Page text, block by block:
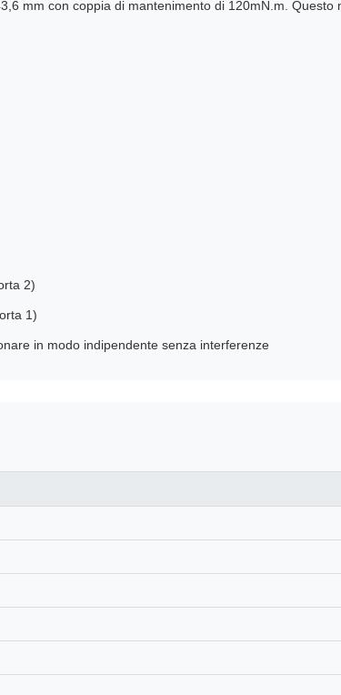
mm con coppia di mantenimento di 120mN.m.
2)
1)
in modo indipendente senza interferenze